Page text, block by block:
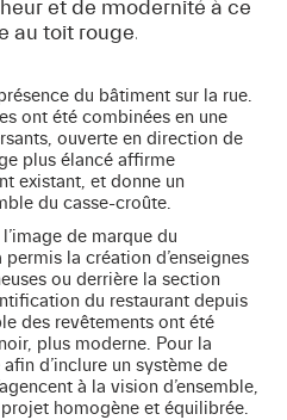
et de modernité à ce
au toit rouge.
du bâtiment sur la rue.
ont été combinées en une
ouverte en direction de
plus élancé affirme
existant, et donne un
du casse-croûte.
de marque du
la création d’enseignes
ou derrière la section
du restaurant depuis
des revêtements ont été
plus moderne. Pour la
d’inclure un système de
à la vision d’ensemble,
homogène et équilibrée.